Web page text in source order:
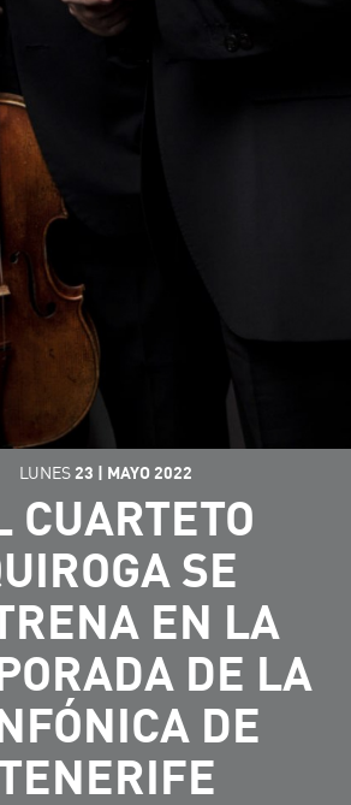
LUNES 23 | MAYO 2022
CUARTETO
SE
EN LA
DE LA
DE